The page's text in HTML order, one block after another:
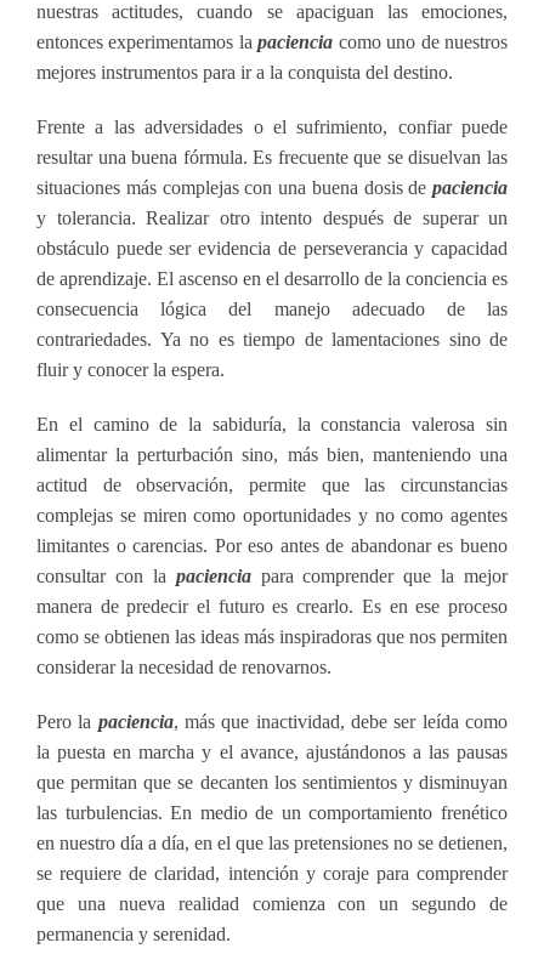
nuestras actitudes, cuando se apaciguan las emociones,
entonces experimentamos lapaciencia como uno de nuestros
mejores instrumentos para ir a la conquista del destino.
Frente a las adversidades o el sufrimiento, confiar puede
resultar una buena fórmula. Es frecuente que se disuelvan las
situaciones más complejas con una buena dosis de paciencia
y tolerancia. Realizar otro intento después de superar un
obstáculo puede ser evidencia de perseverancia y capacidad
de aprendizaje. El ascenso en el desarrollo de la conciencia es
consecuencia lógica del manejo adecuado de las
contrariedades. Ya no es tiempo de lamentaciones sino de
fluir y conocer la espera.
En el camino de la sabiduría, la constancia valerosa sin
alimentar la perturbación sino, más bien, manteniendo una
actitud de observación, permite que las circunstancias
complejas se miren como oportunidades y no como agentes
limitantes o carencias. Por eso antes de abandonar es bueno
consultar con la pacienciapara comprender que la mejor
manera de predecir el futuro es crearlo. Es en ese proceso
como se obtienen las ideas más inspiradoras que nos permiten
considerar la necesidad de renovarnos.
Pero la paciencia, más que inactividad, debe ser leída como
la puesta en marcha y el avance, ajustándonos a las pausas
que permitan que se decanten los sentimientos y disminuyan
las turbulencias. En medio de un comportamiento frenético
en nuestro día a día, en el que las pretensiones no se detienen,
se requiere de claridad, intención y coraje para comprender
que una nueva realidad comienza con un segundo de
permanencia y serenidad.